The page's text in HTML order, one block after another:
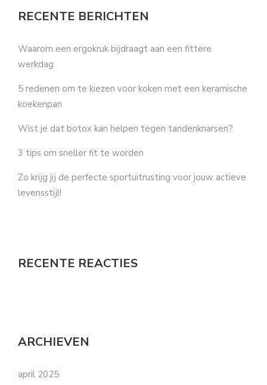
RECENTE BERICHTEN
Waarom een ergokruk bijdraagt aan een fittere
werkdag
5 redenen om te kiezen voor koken met een keramische
koekenpan
Wist je dat botox kan helpen tegen tandenknarsen?
3 tips om sneller fit te worden
Zo krijg jij de perfecte sportuitrusting voor jouw actieve
levensstijl!
RECENTE REACTIES
ARCHIEVEN
april 2025